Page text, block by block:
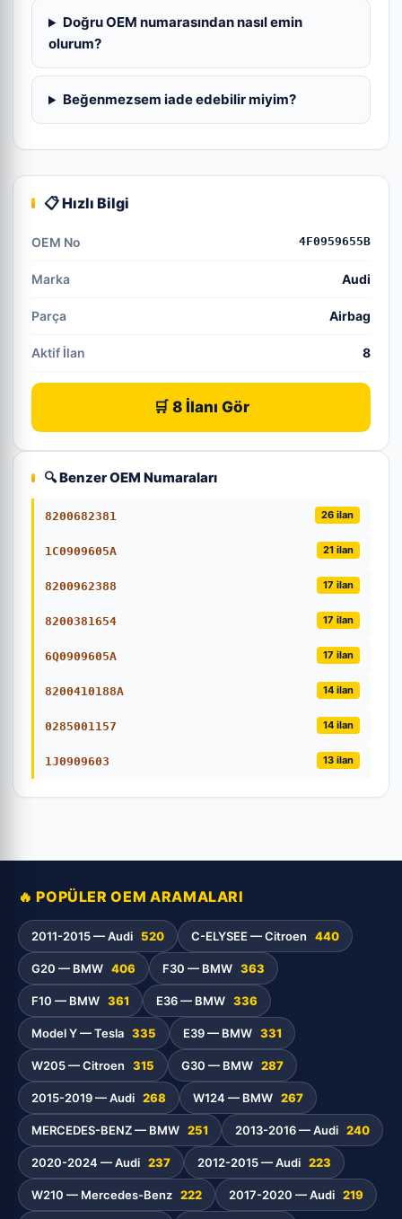
Doğru OEM numarasından nasıl emin
olurum?
Beğenmezsem iade edebilir miyim?
📋 Hızlı Bilgi
OEM No 4F0959655B
Marka Audi
Parça Airbag
Aktif İlan 8
🛒 8 İlanı Gör
🔍 Benzer OEM Numaraları
8200682381 26 ilan
1C0909605A 21 ilan
8200962388 17 ilan
8200381654 17 ilan
6Q0909605A 17 ilan
8200410188A 14 ilan
0285001157 14 ilan
1J0909603 13 ilan
🔥 POPÜLER OEM ARAMALARI
2011-2015 — Audi 520 C-ELYSEE — Citroen 440
G20 — BMW 406 F30 — BMW 363
F10 — BMW 361 E36 — BMW 336
Model Y — Tesla 335 E39 — BMW 331
W205 — Citroen 315 G30 — BMW 287
2015-2019 — Audi 268 W124 — BMW 267
MERCEDES-BENZ — BMW 251 2013-2016 — Audi 240
2020-2024 — Audi 237 2012-2015 — Audi 223
W210 — Mercedes-Benz 222 2017-2020 — Audi 219